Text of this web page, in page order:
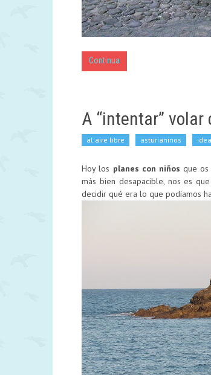
Continua
A “intentar” volar
al aire libre asturianinos
Hoy los planes con niñosque os
más bien desapacible, nos es
decidir qué era lo que podíamos